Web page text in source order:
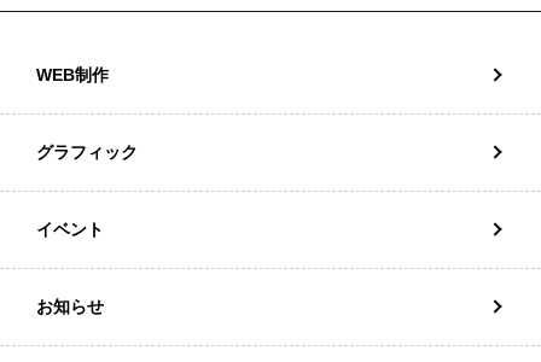
WEB制作
グラフィック
イベント
お知らせ